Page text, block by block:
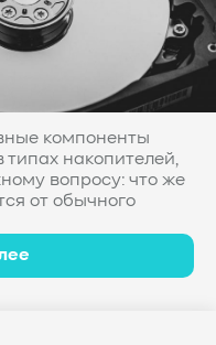
компоненты
накопителей,
вопросу: что же
от обычного